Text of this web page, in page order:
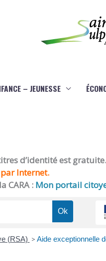
– JEUNESSE
d’identité est gratuite.
Internet.
CARA : Mon portail
(RSA) > Aide exceptionnelle